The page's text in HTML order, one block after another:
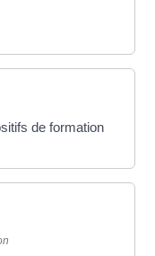
de formation